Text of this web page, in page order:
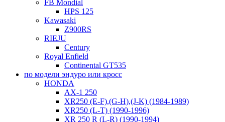
FB Mondial
HPS 125
Kawasaki
Z900RS
RIEJU
Century
Royal Enfield
Continental GT535
по модели эндуро или кросс
HONDA
AX-1 250
XR250 (E-F),(G-H),(J-K) (1984-1989)
XR250 (L-T) (1990-1996)
XR 250 R (L-R) (1990-1994)